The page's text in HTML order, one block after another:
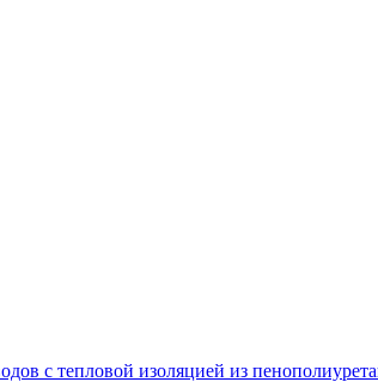
с тепловой изоляцией из